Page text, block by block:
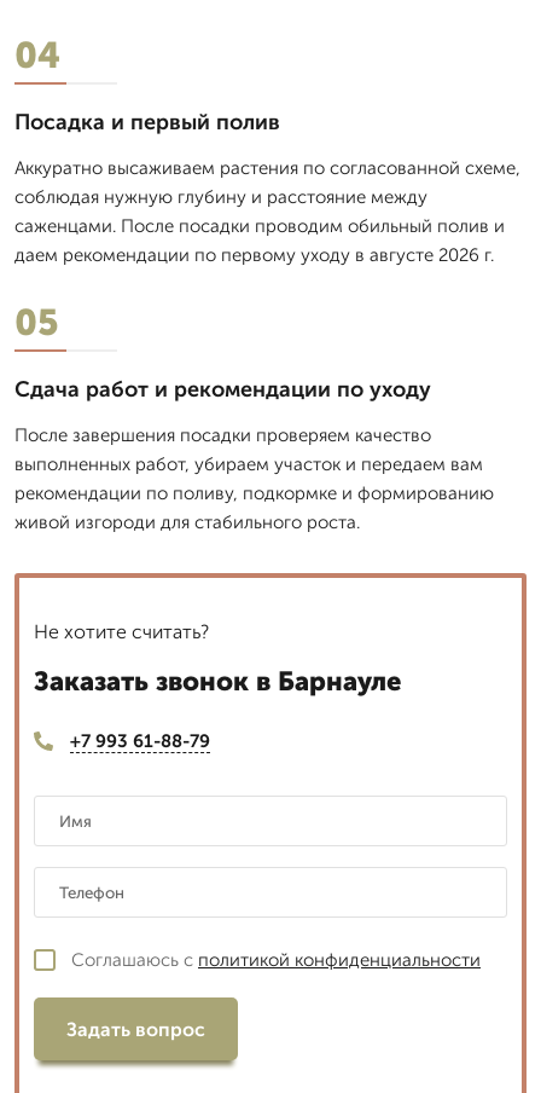
04
Посадка и первый полив
Аккуратно высаживаем растения по согласованной схеме,
соблюдая нужную глубину и расстояние между
саженцами. После посадки проводим обильный полив и
даем рекомендации по первому уходу в августе 2026 г.
05
Сдача работ и рекомендации по уходу
После завершения посадки проверяем качество
выполненных работ, убираем участок и передаем вам
рекомендации по поливу, подкормке и формированию
живой изгороди для стабильного роста.
Не хотите считать?
Заказать звонок в Барнауле
+7 993 61-88-79
Соглашаюсь с политикой конфиденциальности
Задать вопрос